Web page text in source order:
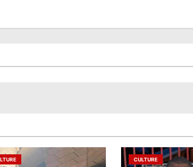
CULTURE